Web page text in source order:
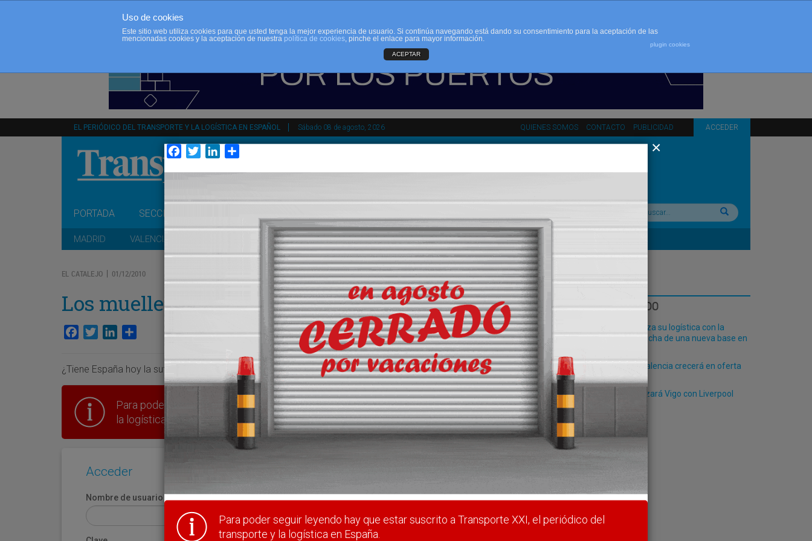
QUIENES SOMOS CONTACTO PUBLICIDAD ACCEDER
EL PERIÓDICO DEL TRANSPORTE Y LA LOGÍSTICA EN ESPAÑOL Sábado 08 de agosto, 2026
PORTADA SECCIONES
MADRID VALENCIA ANDALUCÍA PAÍS VASCO ESPAÑA INTERNACIONAL
EL CATALEJO 01/12/2010
Los muelles al sol
Facebook
TwitterLinkedInCompartir
¿Tiene España hoy la suficiente confianza de los mercados para atraer inversión y más tráficos a los puertos?
Para poder seguir leyendo hay que estar suscrito a Transporte XXI, el periódico del transporte y
la logística en España.
Acceder
Nombre de usuario Nombre de usuario (elija un nombre)*
LO MÁS LEÍDO
Fribasa refuerza su logística con la
puesta en marcha de una nueva base en
El Puerto de Valencia crecerá en oferta
Suardiaz enlazará Vigo con Liverpool
Uso de cookies
Este sitio web utiliza cookies para que usted tenga la mejor experiencia de usuario. Si continúa navegando está dando su consentimiento para la aceptación de las
mencionadas cookies y la aceptación de nuestra política de cookies, pinche el enlace para mayor información.
plugin cookies
ACEPTAR
Facebook
TwitterLinkedIn
Para poder seguir leyendo hay que estar suscrito a Transporte XXI, el periódico del
transporte y la logística en España.